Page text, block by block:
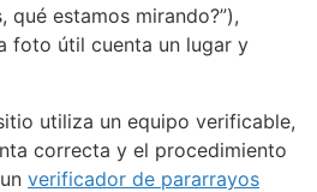
qué estamos mirando?”),
foto útil cuenta un lugar y
utiliza un equipo verificable,
correcta y el procedimiento
verificador de pararrayos